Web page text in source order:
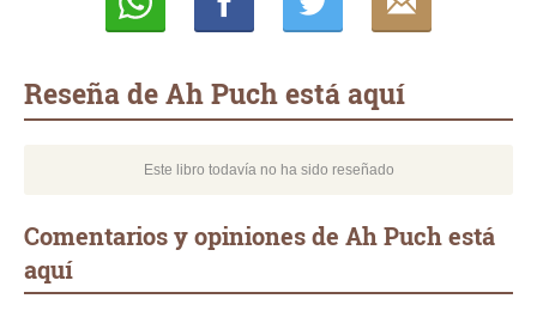
Reseña de Ah Puch está aquí
Este libro todavía no ha sido reseñado
Comentarios y opiniones de Ah Puch está
aquí